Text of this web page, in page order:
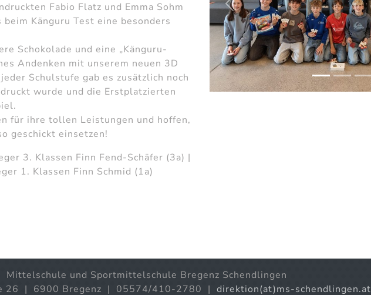
Fabio Flatz und Emma Sohm
Känguru Test eine besonders
Schokolade und eine „Känguru-
Andenken mit unserem neuen 3D
Schulstufe gab es zusätzlich noch
wurde und die Erstplatzierten
für ihre tollen Leistungen und hoffen,
geschickt einsetzen!
3. Klassen Finn Fend-Schäfer (3a) |
1. Klassen Finn Schmid (1a)
zurück
Mittelschule und Sportmittelschule Bregenz Schendlingen
26 | 6900 Bregenz | 05574/410-2780 | direktion(at)ms-schendlingen.at